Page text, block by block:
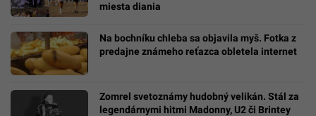
miesta diania
Na bochníku chleba sa objavila myš. Fotka z
predajne známeho reťazca obletela internet
Zomrel svetoznámy hudobný velikán. Stál za
legendárnymi hitmi Madonny, U2 či Brintey